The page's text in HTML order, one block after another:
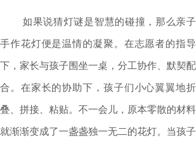
如果说猜灯谜是智慧的碰撞，那么亲子
手作花灯便是温情的凝聚。在志愿者的指导
下，家长与孩子围坐一桌，分工协作、默契配
合。在家长的协助下，孩子们小心翼翼地折
叠、拼接、粘贴。不一会儿，原本零散的材料
就渐渐变成了一盏盏独一无二的花灯。当孩子